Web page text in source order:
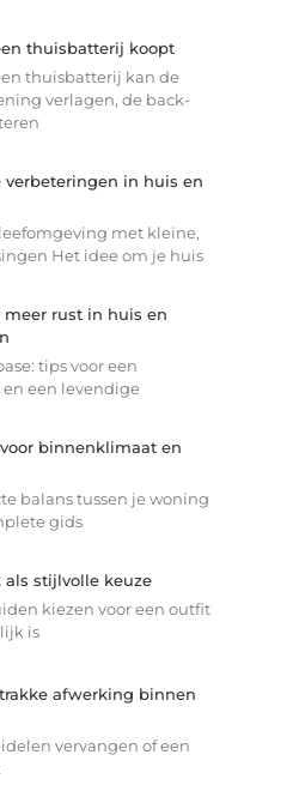
thuisbatterij koopt
thuisbatterij kan de
verlagen, de back-
verbeteringen in huis en
met kleine,
Het idee om je huis
meer rust in huis en
tips voor een
een levendige
binnenklimaat en
balans tussen je woning
gids
als stijlvolle keuze
kiezen voor een outfit
is
afwerking binnen
vervangen of een